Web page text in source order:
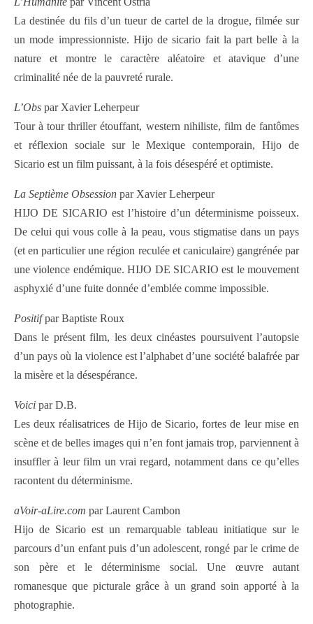
La destinée du fils d’un tueur de cartel de la drogue, filmée sur
un mode impressionniste. Hijo de sicario fait la part belle à la
nature et montre le caractère aléatoire et atavique d’une
criminalité née de la pauvreté rurale.
L’Obs par Xavier Leherpeur
Tour à tour thriller étouffant, western nihiliste, film de fantômes
et réflexion sociale sur le Mexique contemporain, Hijo de
Sicario est un film puissant, à la fois désespéré et optimiste.
La Septième Obsession par Xavier Leherpeur
HIJO DE SICARIO est l’histoire d’un déterminisme poisseux.
De celui qui vous colle à la peau, vous stigmatise dans un pays
(et en particulier une région reculée et caniculaire) gangrénée par
une violence endémique. HIJO DE SICARIO est le mouvement
asphyxié d’une fuite donnée d’emblée comme impossible.
Positifpar Baptiste Roux
Dans le présent film, les deux cinéastes poursuivent l’autopsie
d’un pays où la violence est l’alphabet d’une société balafrée par
la misère et la désespérance.
Voici par D.B.
Les deux réalisatrices de Hijo de Sicario, fortes de leur mise en
scène et de belles images qui n’en font jamais trop, parviennent à
insuffler à leur film un vrai regard, notamment dans ce qu’elles
racontent du déterminisme.
aVoir-aLire.com par Laurent Cambon
Hijo de Sicario est un remarquable tableau initiatique sur le
parcours d’un enfant puis d’un adolescent, rongé par le crime de
son père et le déterminisme social. Une œuvre autant
romanesque que picturale grâce à un grand soin apporté à la
photographie.